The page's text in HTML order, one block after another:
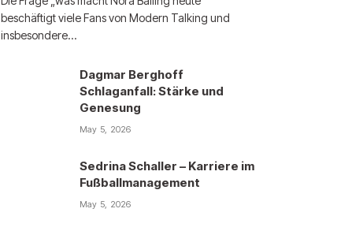
beschäftigt viele Fans von Modern Talking und
insbesondere…
Dagmar Berghoff
Schlaganfall: Stärke und
Genesung
May 5, 2026
Sedrina Schaller – Karriere im
Fußballmanagement
May 5, 2026